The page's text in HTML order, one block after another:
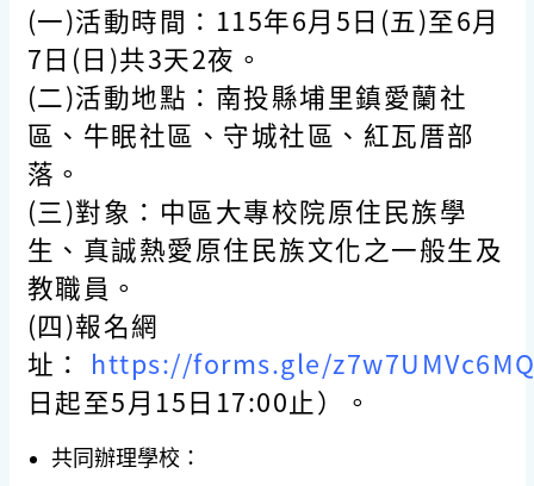
(一)活動時間：115年6月5日(五)至6月
7日(日)共3天2夜。
(二)活動地點：南投縣埔里鎮愛蘭社
區、牛眠社區、守城社區、紅瓦厝部
落。
(三)對象：中區大專校院原住民族學
生、真誠熱愛原住民族文化之一般生及
教職員。
(四)報名網
址： https://forms.gle/
日起至5月15日17:00止）。
共同辦理學校：